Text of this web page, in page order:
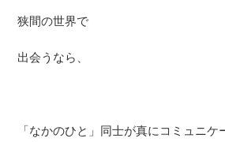
狭間の世界で
出会うなら、
「なかのひと」同士が真にコミュニ